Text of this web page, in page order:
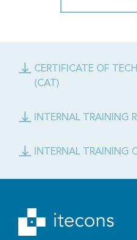
CERTIFICATE OF
(CAT)
INTERNAL TRAINING
INTERNAL TRAINING